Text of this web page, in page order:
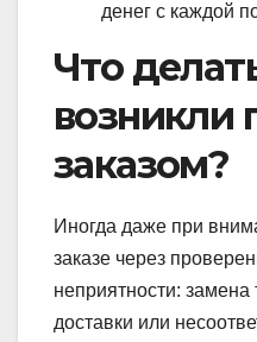
денег с каждой
Что
возникли
заказом?
Иногда даже при
заказе через
неприятности: замена
доставки или